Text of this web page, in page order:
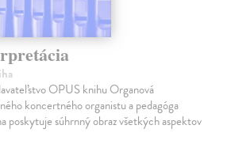
OPUS knihu Organová
koncertného organistu a pedagóga
poskytuje súhrnný obraz všetkých aspektov